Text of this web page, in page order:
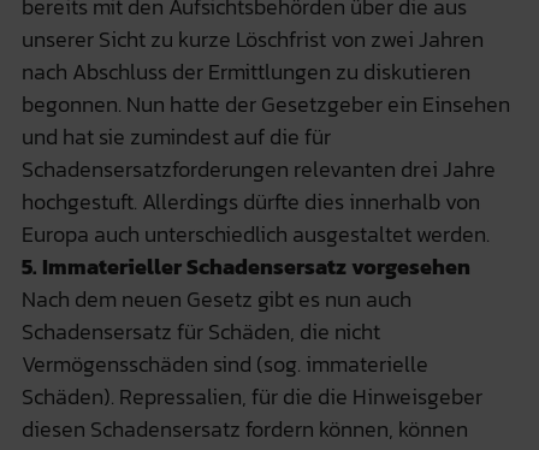
unserer Sicht zu kurze Löschfrist von zwei Jahren
nach Abschluss der Ermittlungen zu diskutieren
begonnen. Nun hatte der Gesetzgeber ein Einsehen
und hat sie zumindest auf die für
Schadensersatzforderungen relevanten drei Jahre
hochgestuft. Allerdings dürfte dies innerhalb von
Europa auch unterschiedlich ausgestaltet werden.
5. Immaterieller Schadensersatz vorgesehen
Nach dem neuen Gesetz gibt es nun auch
Schadensersatz für Schäden, die nicht
Vermögensschäden sind (sog. immaterielle
Schäden). Repressalien, für die die Hinweisgeber
diesen Schadensersatz fordern können, können